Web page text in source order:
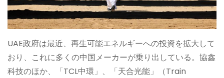
UAE政府は最近、再生可能エネルギーへの投資を拡大して
おり、これに多くの中国メーカーが乗り出している。協鑫
科技のほか、「TCL中環」、「天合光能」（Train